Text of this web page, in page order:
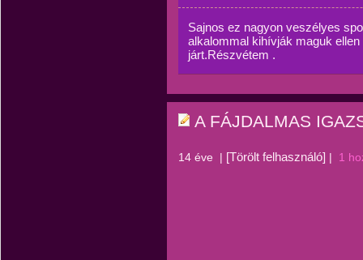
Sajnos ez nagyon veszélyes
alkalommal kihívják maguk
járt.Részvétem .
A FÁJDALMAS
14 éve | [Törölt felhasználó] | 1